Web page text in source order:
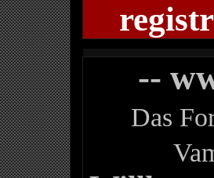
--
Das